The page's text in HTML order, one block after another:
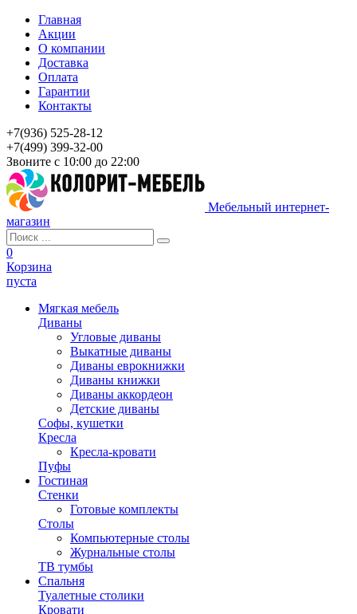
Главная
Акции
О компании
Доставка
Оплата
Гарантии
Контакты
+7(936) 525-28-12
+7(499) 399-32-00
Звоните с 10:00 до 22:00
Мебельный интернет-
магазин
0
Корзина
пуста
Мягкая мебель
Диваны
Угловые диваны
Выкатные диваны
Диваны еврокнижки
Диваны книжки
Диваны аккордеон
Детские диваны
Софы, кушетки
Кресла
Кресла-кровати
Пуфы
Гостиная
Стенки
Готовые комплекты
Столы
Компьютерные столы
Журнальные столы
ТВ тумбы
Спальня
Туалетные столики
Кровати